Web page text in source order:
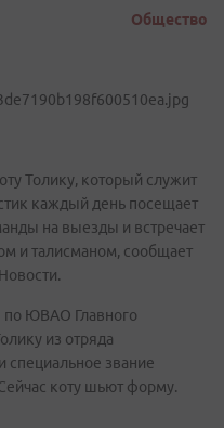
Общество
Толику, который служит
каждый день посещает
на выезды и встречает
и талисманом, сообщает
по ЮВАО Главного
из отряда
звание
коту шьют форму.